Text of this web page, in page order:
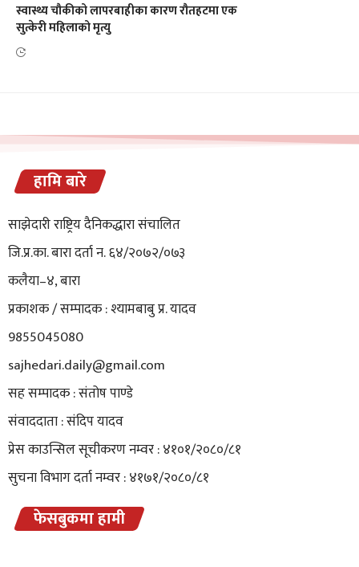
स्वास्थ्य चौकीको लापरबाहीका कारण रौतहटमा एक
सुत्केरी महिलाको मृत्यु
हामि बारे
साझेदारी राष्ट्रिय दैनिकद्धारा संचालित
जि.प्र.का. बारा दर्ता न. ६४/२०७२/०७३
कलैया–४, बारा
प्रकाशक / सम्पादक : श्यामबाबु प्र. यादव
9855045080
sajhedari.daily@gmail.com
सह सम्पादक : संतोष पाण्डे
संवाददाता : संदिप यादव
प्रेस काउन्सिल सूचीकरण नम्वर : ४१०१/२०८०/८१
सुचना विभाग दर्ता नम्वर : ४१७१/२०८०/८१
फेसबुकमा हामी